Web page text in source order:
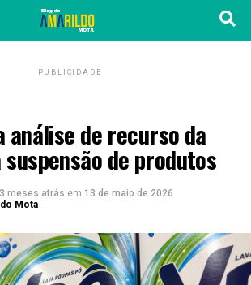
PUBLICIDADE
análise de recurso da
de produtos
3 meses atrás em 13 de maio de 2026
Mota